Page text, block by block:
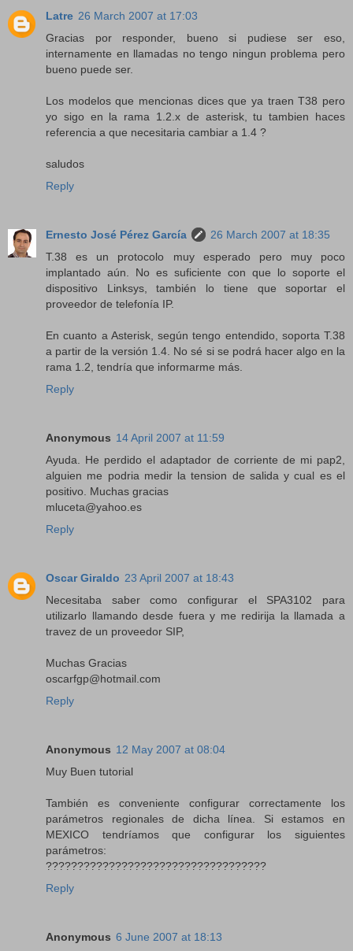
Latre 26 March 2007 at 17:03
Gracias por responder, bueno si pudiese ser eso,
internamente en llamadas no tengo ningun problema pero
bueno puede ser.
Los modelos que mencionas dices que ya traen T38 pero
yo sigo en la rama 1.2.x de asterisk, tu tambien haces
referencia a que necesitaria cambiar a 1.4 ?
saludos
Reply
Ernesto José Pérez García
26 March 2007 at 18:35
T.38 es un protocolo muy esperado pero muy poco
implantado aún. No es suficiente con que lo soporte el
dispositivo Linksys, también lo tiene que soportar el
proveedor de telefonía IP.
En cuanto a Asterisk, según tengo entendido, soporta T.38
a partir de la versión 1.4. No sé si se podrá hacer algo en la
rama 1.2, tendría que informarme más.
Reply
Anonymous 14 April 2007 at 11:59
Ayuda. He perdido el adaptador de corriente de mi pap2,
alguien me podria medir la tension de salida y cual es el
positivo. Muchas gracias
mluceta@yahoo.es
Reply
Oscar Giraldo 23 April 2007 at 18:43
Necesitaba saber como configurar el SPA3102 para
utilizarlo llamando desde fuera y me redirija la llamada a
travez de un proveedor SIP,
Muchas Gracias
oscarfgp@hotmail.com
Reply
Anonymous 12 May 2007 at 08:04
Muy Buen tutorial
También es conveniente configurar correctamente los
parámetros regionales de dicha línea. Si estamos en
MEXICO tendríamos que configurar los siguientes
parámetros:
???????????????????????????????????
Reply
Anonymous 6 June 2007 at 18:13